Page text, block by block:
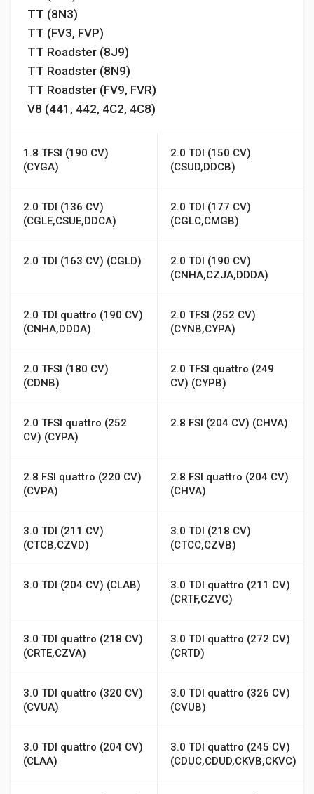
TT (8N3)
TT (FV3, FVP)
TT Roadster (8J9)
TT Roadster (8N9)
TT Roadster (FV9, FVR)
V8 (441, 442, 4C2, 4C8)
1.8 TFSI (190 CV)
(CYGA)
2.0 TDI (150 CV)
(CSUD,DDCB)
2.0 TDI (136 CV)
(CGLE,CSUE,DDCA)
2.0 TDI (177 CV)
(CGLC,CMGB)
2.0 TDI (163 CV) (CGLD)
2.0 TDI (190 CV)
(CNHA,CZJA,DDDA)
2.0 TDI quattro (190 CV)
(CNHA,DDDA)
2.0 TFSI (252 CV)
(CYNB,CYPA)
2.0 TFSI (180 CV)
(CDNB)
2.0 TFSI quattro (249
CV) (CYPB)
2.0 TFSI quattro (252
CV) (CYPA)
2.8 FSI (204 CV) (CHVA)
2.8 FSI quattro (220 CV)
(CVPA)
2.8 FSI quattro (204 CV)
(CHVA)
3.0 TDI (211 CV)
(CTCB,CZVD)
3.0 TDI (218 CV)
(CTCC,CZVB)
3.0 TDI (204 CV) (CLAB)
3.0 TDI quattro (211 CV)
(CRTF,CZVC)
3.0 TDI quattro (218 CV)
(CRTE,CZVA)
3.0 TDI quattro (272 CV)
(CRTD)
3.0 TDI quattro (320 CV)
(CVUA)
3.0 TDI quattro (326 CV)
(CVUB)
3.0 TDI quattro (204 CV)
(CLAA)
3.0 TDI quattro (245 CV)
(CDUC,CDUD,CKVB,CKVC)